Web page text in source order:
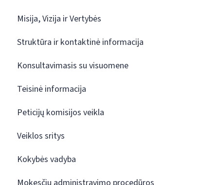
Misija, Vizija ir Vertybės
Struktūra ir kontaktinė informacija
Konsultavimasis su visuomene
Teisinė informacija
Peticijų komisijos veikla
Veiklos sritys
Kokybės vadyba